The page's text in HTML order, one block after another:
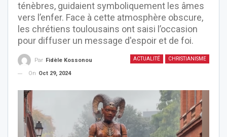
ténèbres, guidaient symboliquement les âmes
vers l’enfer. Face à cette atmosphère obscure,
les chrétiens toulousains ont saisi l’occasion
pour diffuser un message d'espoir et de foi.
ACTUALITÉ CHRISTIANISME
Par Fidèle Kossonou
On Oct 29, 2024